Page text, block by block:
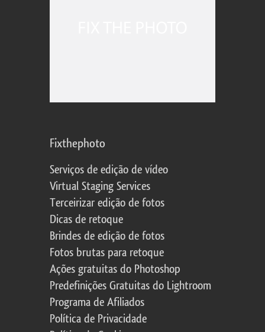
Fixthephoto
Serviços de edição de vídeo
Virtual Staging Services
Terceirizar edição de fotos
Dicas de retoque
Brindes de edição de fotos
Fotos brutas para retoque
Ações gratuitas do Photoshop
Predefinições Gratuitas do Lightroom
Programa de Afiliados
Política de Privacidade